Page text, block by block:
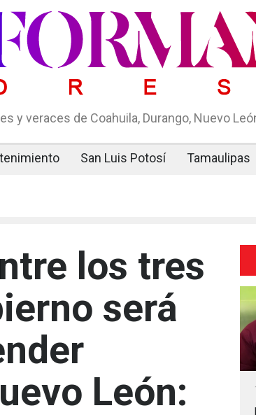
y veraces de Coahuila, Durango, Nuevo
San Luis Potosí Tamaulipas
los tres
será
León: